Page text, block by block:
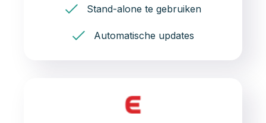
Stand-alone te gebruiken
Automatische updates